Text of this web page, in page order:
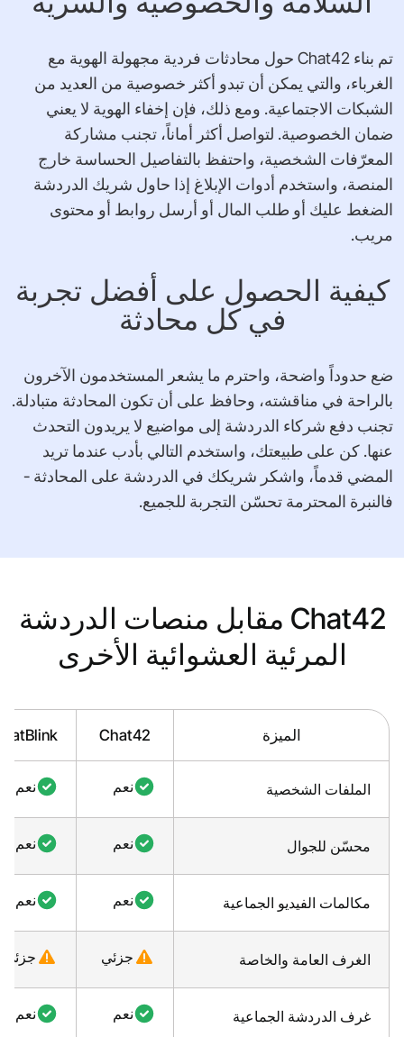
تم بناء Chat42 حول محادثات فردية مجهولة الهوية مع
الغرباء، والتي يمكن أن تبدو أكثر خصوصية من العديد من
الشبكات الاجتماعية. ومع ذلك، فإن إخفاء الهوية لا يعني
ضمان الخصوصية. لتواصل أكثر أماناً، تجنب مشاركة
المعرّفات الشخصية، واحتفظ بالتفاصيل الحساسة خارج
المنصة، واستخدم أدوات الإبلاغ إذا حاول شريك الدردشة
الضغط عليك أو طلب المال أو أرسل روابط أو محتوى
مريب.
كيفية الحصول على أفضل تجربة
في كل محادثة
ضع حدوداً واضحة، واحترم ما يشعر المستخدمون الآخرون
بالراحة في مناقشته، وحافظ على أن تكون المحادثة متبادلة.
تجنب دفع شركاء الدردشة إلى مواضيع لا يريدون التحدث
عنها. كن على طبيعتك، واستخدم التالي بأدب عندما تريد
المضي قدماً، واشكر شريكك في الدردشة على المحادثة -
فالنبرة المحترمة تحسّن التجربة للجميع.
Chat42 مقابل منصات الدردشة
المرئية العشوائية الأخرى
الميزة Chat42
الملفات الشخصية نعم نعم
محسّن للجوال نعم نعم
مكالمات الفيديو الجماعية نعم نعم
الغرف العامة والخاصة جزئي جزئي
غرف الدردشة الجماعية نعم نعم